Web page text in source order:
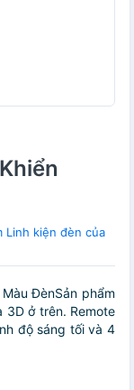
Linh kiện đèn của
ĐènSản phẩm
ở trên. Remote
độ sáng tối và 4